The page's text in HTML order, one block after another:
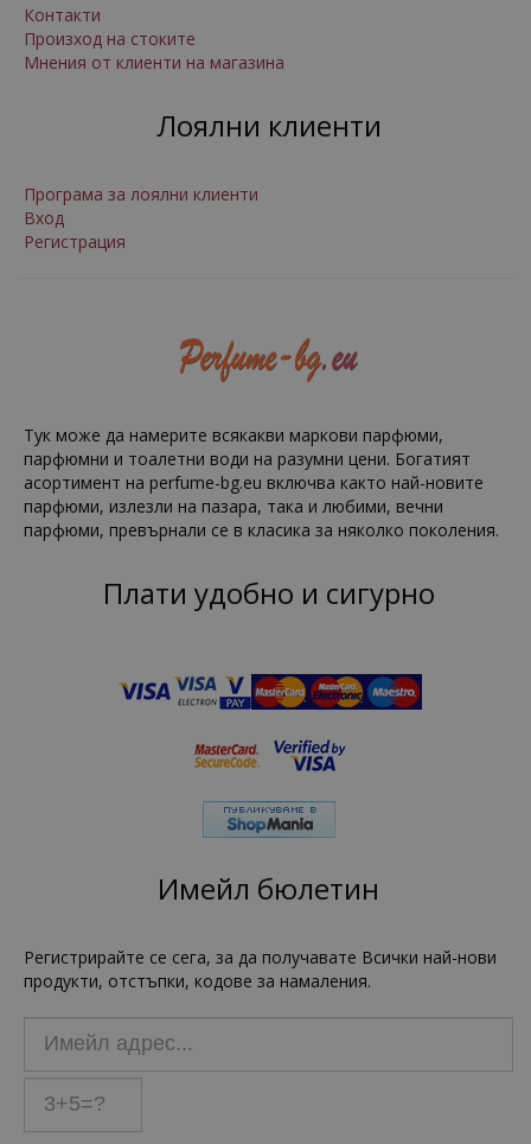
Контакти
Произход на стоките
Мнения от клиенти на магазина
Лоялни клиенти
Програма за лоялни клиенти
Вход
Регистрация
Тук може да намерите всякакви маркови парфюми,
парфюмни и тоалетни води на разумни цени. Богатият
асортимент на perfume-bg.eu включва както най-новите
парфюми, излезли на пазара, така и любими, вечни
парфюми, превърнали се в класика за няколко поколения.
Плати удобно и сигурно
Имейл бюлетин
Регистрирайте се сега, за да получавате Всички най-нови
продукти, отстъпки, кодове за намаления.